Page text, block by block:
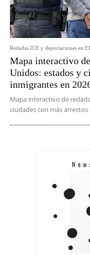
Redadas ICE y deportaciones en
Mapa interactivo
Unidos: estados y
inmigrantes en
Mapa interactivo de
ciudades con más